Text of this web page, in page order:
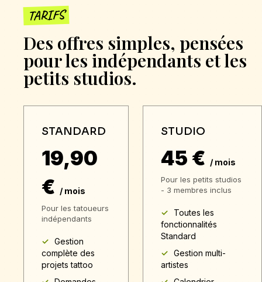
TARIFS
Des offres simples, pensées
pour les indépendants et les
petits studios.
STANDARD
19,90
€ / mois
Pour les tatoueurs
indépendants
Gestion
complète des
projets tattoo
STUDIO
45 € / mois
Pour les petits studios
- 3 membres inclus
Toutes les
fonctionnalités
Standard
Gestion multi-
artistes